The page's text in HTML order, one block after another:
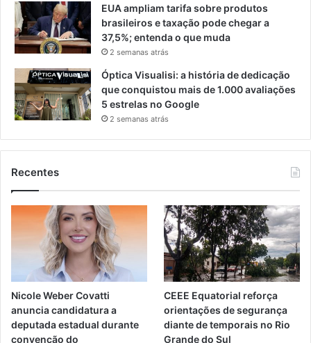
EUA ampliam tarifa sobre produtos
brasileiros e taxação pode chegar a
37,5%; entenda o que muda
2 semanas atrás
Óptica Visualisi: a história de dedicação
que conquistou mais de 1.000 avaliações
5 estrelas no Google
2 semanas atrás
Recentes
Nicole Weber Covatti
anuncia candidatura a
deputada estadual durante
convenção do
CEEE Equatorial reforça
orientações de segurança
diante de temporais no Rio
Grande do Sul